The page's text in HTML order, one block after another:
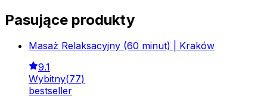
Pasujące produkty
Masaż Relaksacyjny (60 minut) | Kraków
9.1
Wybitny(77)
bestseller